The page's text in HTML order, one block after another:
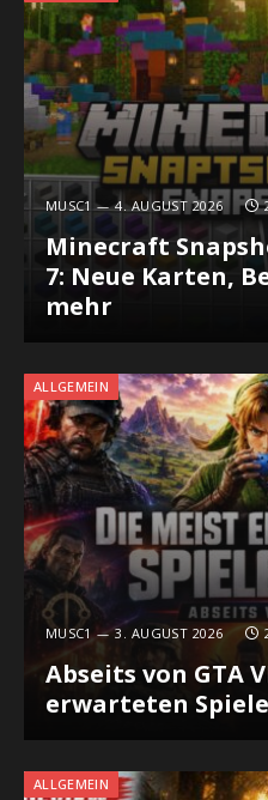
MUSC1 4. AUGUST 2026
Minecraft
7: Neue Karten,
mehr
ALLGEMEIN
MUSC1 3. AUGUST 2026
Abseits von GTA
erwarteten Spiele
ALLGEMEIN